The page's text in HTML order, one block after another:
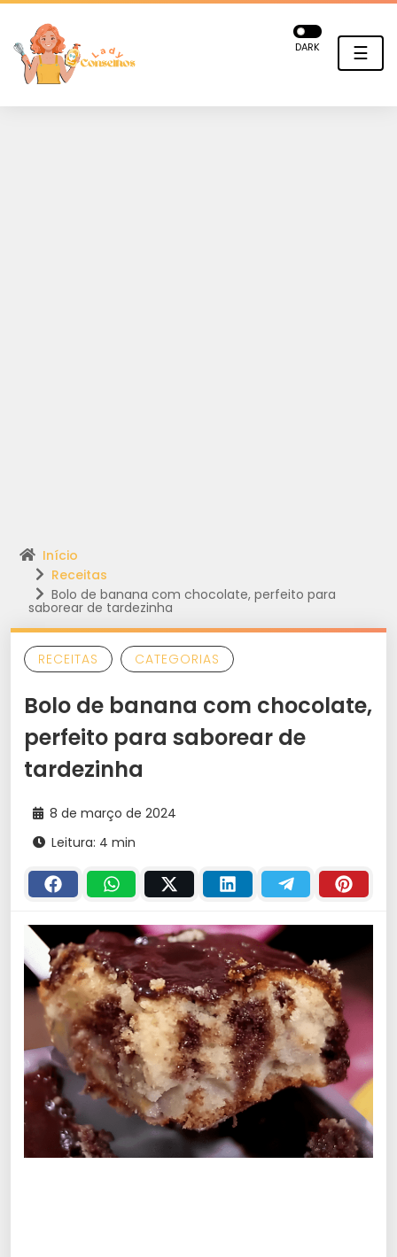
☰
DARK
Início
Receitas
Bolo de banana com chocolate, perfeito para
saborear de tardezinha
RECEITAS CATEGORIAS
Bolo de banana com chocolate,
perfeito para saborear de
tardezinha
8 de março de 2024
Leitura: 4 min